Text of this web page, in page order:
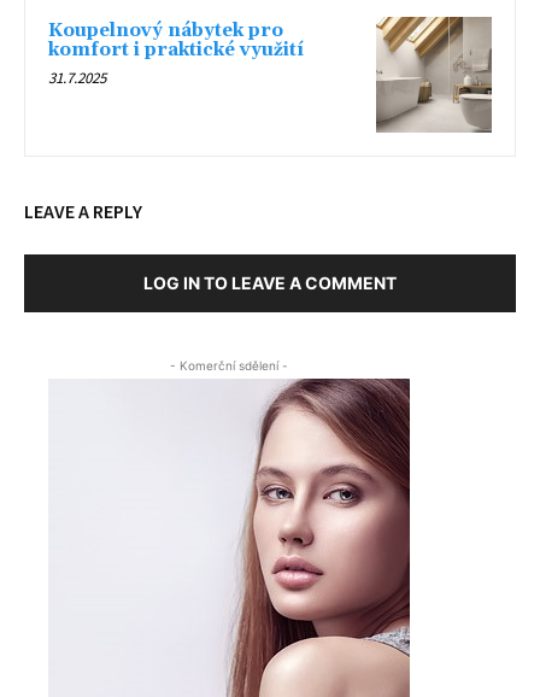
Koupelnový nábytek pro
komfort i praktické využití
31.7.2025
LEAVE A REPLY
LOG IN TO LEAVE A COMMENT
- Komerční sdělení -